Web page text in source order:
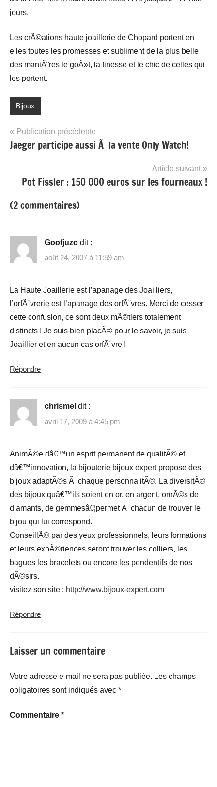
jours.
Les crÃ©ations haute joaillerie de Chopard portent en
elles toutes les promesses et subliment de la plus belle
des maniÃ¨res le goÃ»t, la finesse et le chic de celles qui
les portent.
Bijoux
Navigation
de
Publication précédente
Jaeger participe aussi Ã la vente Only Watch!
Article suivant
Pot Fissler : 150 000 euros sur les fourneaux !
(2 commentaires)
Goofjuzo dit :
août 24, 2007 à 11:59 am
La Haute Joaillerie est l’apanage des Joailliers,
l’orfÃ¨vrerie est l’apanage des orfÃ¨vres. Merci de cesser
cette confusion, ce sont deux mÃ©tiers totalement
distincts ! Je suis bien placÃ© pour le savoir, je suis
Joaillier et en aucun cas orfÃ¨vre !
Répondre
chrismel dit :
avril 17, 2009 à 4:45 pm
AnimÃ©e dâ€™un esprit permanent de qualitÃ© et
dâ€™innovation, la bijouterie bijoux expert propose des
bijoux adaptÃ©s Ã chaque personnalitÃ©. La diversitÃ©
des bijoux quâ€™ils soient en or, en argent, ornÃ©s de
diamants, de gemmesâ€¦permet Ã chacun de trouver le
bijou qui lui correspond.
ConseillÃ© par des yeux professionnels, leurs formations
et leurs expÃ©riences seront trouver les colliers, les
bagues les bracelets ou encore les pendentifs de nos
dÃ©sirs.
visitez son site : http://www.bijoux-expert.com
Répondre
Laisser un commentaire
Votre adresse e-mail ne sera pas publiée. Les champs
obligatoires sont indiqués avec *
Commentaire *